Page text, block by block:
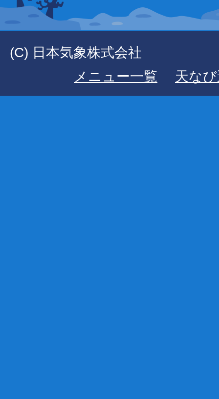
(C) 日本気象株式会社
メニュー一覧
天な